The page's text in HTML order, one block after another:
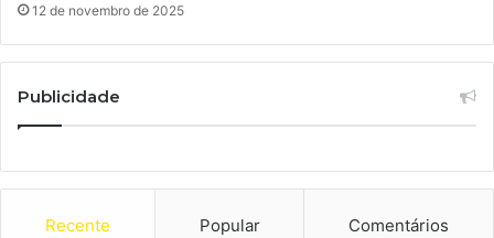
12 de novembro de 2025
Publicidade
Recente Popular Comentários